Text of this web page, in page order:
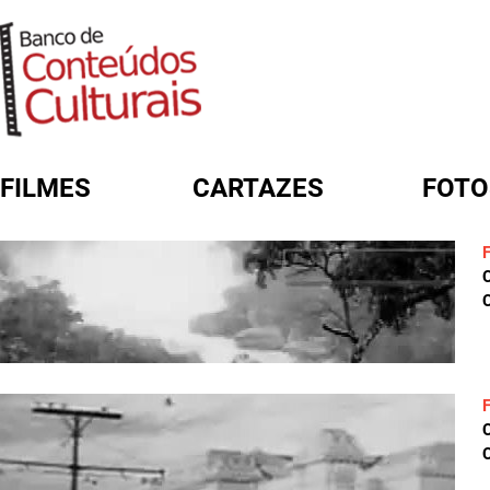
FILMES CARTAZES
FORMULÁRIO DE BUSCA